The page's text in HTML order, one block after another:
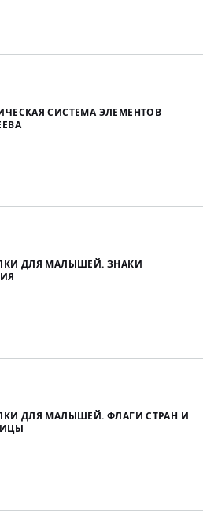
СИСТЕМА ЭЛЕМЕНТОВ
ДЛЯ МАЛЫШЕЙ. ЗНАКИ
ДЛЯ МАЛЫШЕЙ. ФЛАГИ СТРАН И